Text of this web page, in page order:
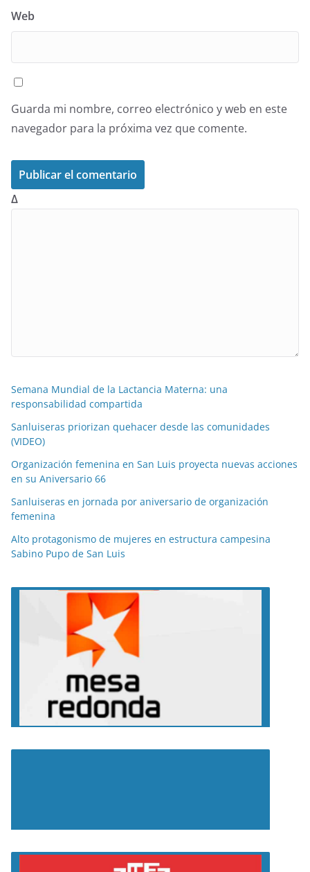
Web
Guarda mi nombre, correo electrónico y web en este
navegador para la próxima vez que comente.
Δ
Semana Mundial de la Lactancia Materna: una
responsabilidad compartida
Sanluiseras priorizan quehacer desde las comunidades
(VIDEO)
Organización femenina en San Luis proyecta nuevas acciones
en su Aniversario 66
Sanluiseras en jornada por aniversario de organización
femenina
Alto protagonismo de mujeres en estructura campesina
Sabino Pupo de San Luis